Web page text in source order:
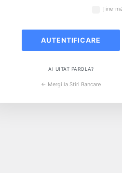
Ține-
AI UITAT PAROLA?
← Mergi la Stiri Bancare